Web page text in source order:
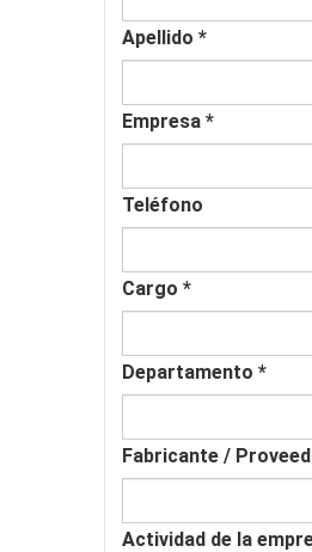
Apellido *
Empresa *
Teléfono
Cargo *
Departamento *
Fabricante /
Actividad de la